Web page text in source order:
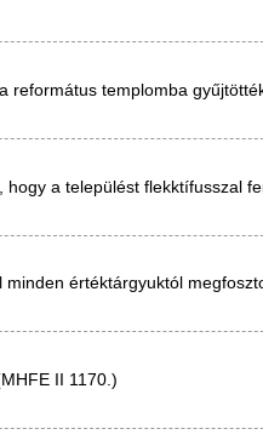
templomba
a települést flekktífusszal
értéktárgyuktól
II 1170.)